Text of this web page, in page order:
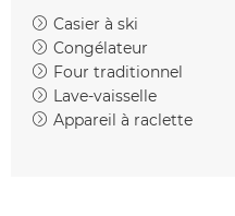
Casier à ski
Congélateur
Four traditionnel
Lave-vaisselle
Appareil à raclette